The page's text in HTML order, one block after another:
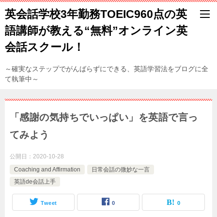
英会話学校3年勤務TOEIC960点の英
語講師が教える“無料”オンライン英
会話スクール！
～確実なステップでがんばらずにできる、英語学習法をブログに全
て執筆中～
「感謝の気持ちでいっぱい」を英語で言っ
てみよう
公開日： 2020-10-28
Coaching and Affirmation
日常会話の微妙な一言
英語de会話上手
Tweet 0 0